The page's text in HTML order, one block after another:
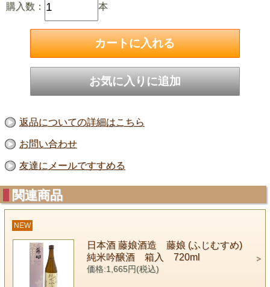
購入数： 本
返品についての詳細はこちら
お問い合わせ
友達にメールですすめる
関連商品
NEW
日本酒 藤娘酒造 藤娘 (ふじむすめ)
純米吟醸酒 箱入 720ml
価格:1,665円(税込)